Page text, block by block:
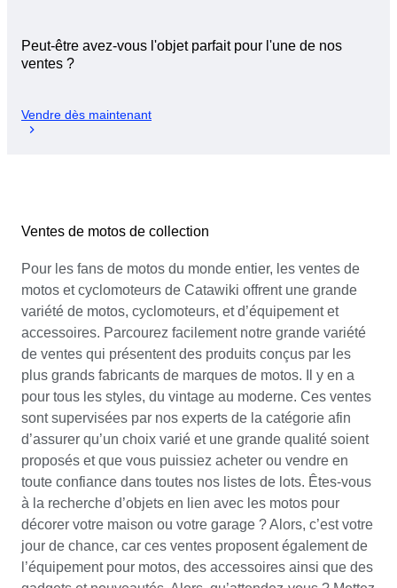
Peut-être avez-vous l'objet parfait pour l'une de nos
ventes ?
Vendre dès maintenant
Ventes de motos de collection
Pour les fans de motos du monde entier, les ventes de
motos et cyclomoteurs de Catawiki offrent une grande
variété de motos, cyclomoteurs, et d’équipement et
accessoires. Parcourez facilement notre grande variété
de ventes qui présentent des produits conçus par les
plus grands fabricants de marques de motos. Il y en a
pour tous les styles, du vintage au moderne. Ces ventes
sont supervisées par nos experts de la catégorie afin
d’assurer qu’un choix varié et une grande qualité soient
proposés et que vous puissiez acheter ou vendre en
toute confiance dans toutes nos listes de lots. Êtes-vous
à la recherche d’objets en lien avec les motos pour
décorer votre maison ou votre garage ? Alors, c’est votre
jour de chance, car ces ventes proposent également de
l’équipement pour motos, des accessoires ainsi que des